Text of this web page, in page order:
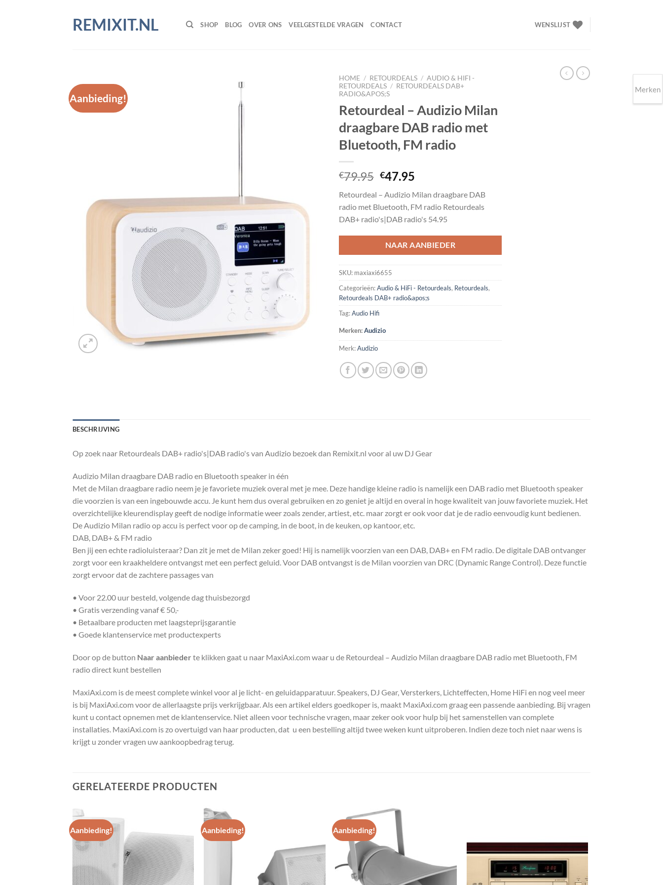
REMIXIT.NL SHOP BLOG OVER ONS VEELGESTELDE VRAGEN CONTACT WENSLIJST
Aanbieding!
HOME / RETOURDEALS / AUDIO & HIFI -
RETOURDEALS / RETOURDEALS DAB+
RADIO&APOS;S
Retourdeal – Audizio Milan
draagbare DAB radio met
Bluetooth, FM radio
€79.95 Oorspronkelijke
was:
€79.95.
€47.95
is:
€47.95.
Retourdeal – Audizio Milan draagbare DAB
radio met Bluetooth, FM radio Retourdeals
DAB+ radio's|DAB radio's 54.95
NAAR AANBIEDER
SKU: maxiaxi6655
Categorieën:Audio & HiFi - Retourdeals, Retourdeals,
Retourdeals DAB+ radio&apos;s
Tag:Audio Hifi
Merken:Audizio
Merk:Audizio
BESCHRIJVING
Op zoek naar Retourdeals DAB+ radio's|DAB radio's van Audizio bezoek dan Remixit.nl voor al uw DJ Gear
Audizio Milan draagbare DAB radio en Bluetooth speaker in één
Met de Milan draagbare radio neem je je favoriete muziek overal met je mee. Deze handige kleine radio is namelijk een DAB radio met Bluetooth speaker
die voorzien is van een ingebouwde accu. Je kunt hem dus overal gebruiken en zo geniet je altijd en overal in hoge kwaliteit van jouw favoriete muziek. Het
overzichtelijke kleurendisplay geeft de nodige informatie weer zoals zender, artiest, etc. maar zorgt er ook voor dat je de radio eenvoudig kunt bedienen.
De Audizio Milan radio op accu is perfect voor op de camping, in de boot, in de keuken, op kantoor, etc.
DAB, DAB+ & FM radio
Ben jij een echte radioluisteraar? Dan zit je met de Milan zeker goed! Hij is namelijk voorzien van een DAB, DAB+ en FM radio. De digitale DAB ontvanger
zorgt voor een kraakheldere ontvangst met een perfect geluid. Voor DAB ontvangst is de Milan voorzien van DRC (Dynamic Range Control). Deze functie
zorgt ervoor dat de zachtere passages van
• Voor 22.00 uur besteld, volgende dag thuisbezorgd
• Gratis verzending vanaf € 50,-
• Betaalbare producten met laagsteprijsgarantie
• Goede klantenservice met productexperts
Door op de button Naar aanbieder te klikken gaat u naar MaxiAxi.com waar u de Retourdeal – Audizio Milan draagbare DAB radio met Bluetooth, FM
radio direct kunt bestellen
MaxiAxi.com is de meest complete winkel voor al je licht- en geluidapparatuur. Speakers, DJ Gear, Versterkers, Lichteffecten, Home HiFi en nog veel meer
is bij MaxiAxi.com voor de allerlaagste prijs verkrijgbaar. Als een artikel elders goedkoper is, maakt MaxiAxi.com graag een passende aanbieding. Bij vragen
kunt u contact opnemen met de klantenservice. Niet alleen voor technische vragen, maar zeker ook voor hulp bij het samenstellen van complete
installaties. MaxiAxi.com is zo overtuigd van haar producten, dat u een bestelling altijd twee weken kunt uitproberen. Indien deze toch niet naar wens is
krijgt u zonder vragen uw aankoopbedrag terug.
GERELATEERDE PRODUCTEN
Aanbieding!
Toevoegen
aan
wenslijst
Aanbieding!
Toevoegen
aan
wenslijst
Aanbieding!
wenslijst
Toevoegen
aan
wenslijst
Merken